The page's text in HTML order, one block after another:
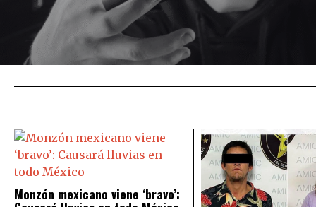
Monzón mexicano viene ‘bravo’: